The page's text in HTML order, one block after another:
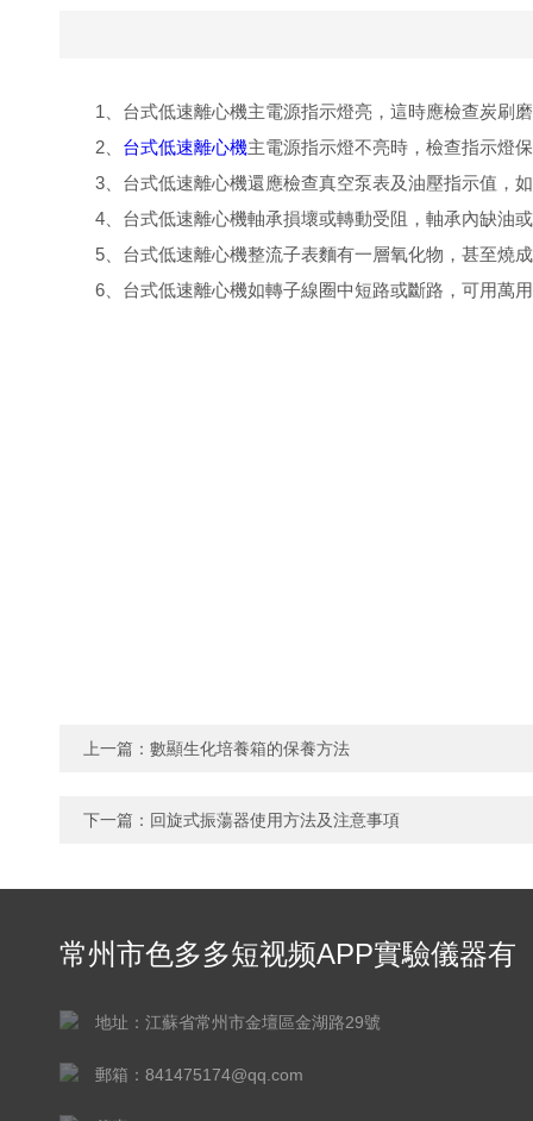
1、台式低速離心機主電源指示燈亮，這時應檢查炭刷
2、 台式低速離心機主電源指示燈不亮時，檢查指示
3、台式低速離心機還應檢查真空泵表及油壓指示值
4、台式低速離心機軸承損壞或轉動受阻，軸承內缺
5、台式低速離心機整流子表麵有一層氧化物，甚
6、台式低速離心機如轉子線圈中短路或斷路，可用萬用表
上一篇： 數顯生化培養箱的保養方法
下一篇： 回旋式振蕩器使用方法及注意事項
常州市色多多短视频APP實驗儀器有
地址：江蘇省常州市金壇區金湖路29號
郵箱：841475174@qq.com